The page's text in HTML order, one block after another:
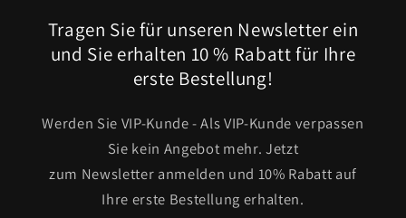
Tragen Sie für unseren Newsletter ein
und Sie erhalten 10 % Rabatt für Ihre
erste Bestellung!
Werden Sie VIP-Kunde - Als VIP-Kunde verpassen
Sie kein Angebot mehr. Jetzt
zum Newsletter anmelden und 10% Rabatt auf
Ihre erste Bestellung erhalten.